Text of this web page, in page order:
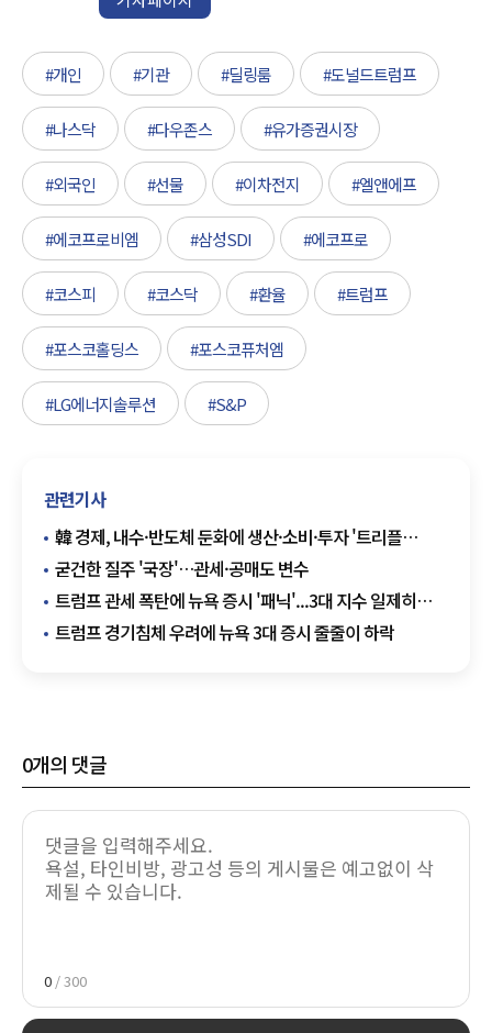
#개인 #기관 #딜링룸 #도널드트럼프
#나스닥 #다우존스 #유가증권시장
#외국인 #선물 #이차전지 #엘앤에프
#에코프로비엠 #삼성SDI #에코프로
#코스피 #코스닥 #환율 #트럼프
#포스코홀딩스 #포스코퓨처엠
#LG에너지솔루션 #S&P
관련기사
韓 경제, 내수·반도체 둔화에 생산·소비·투자 '트리플
하락'
굳건한 질주 '국장'…관세·공매도 변수
트럼프 관세 폭탄에 뉴욕 증시 '패닉'...3대 지수 일제히
하락
트럼프 경기침체 우려에 뉴욕 3대 증시 줄줄이 하락
0개의 댓글
0 / 300